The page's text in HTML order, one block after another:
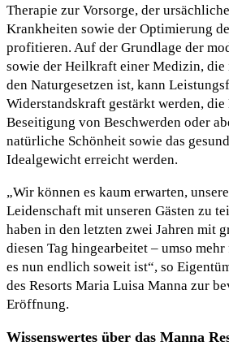
Therapie zur Vorsorge, der
Krankheiten sowie der Optimierung
profitieren. Auf der Grundlage der
sowie der Heilkraft einer Medizin,
den Naturgesetzen ist, kann
Widerstandskraft gestärkt werden,
Beseitigung von Beschwerden oder
natürliche Schönheit sowie das
Idealgewicht erreicht werden.
„Wir können es kaum erwarten,
Leidenschaft mit unseren Gästen zu
haben in den letzten zwei Jahren mit
diesen Tag hingearbeitet – umso
es nun endlich soweit ist“, so
des Resorts Maria Luisa Manna zur
Eröffnung.
Wissenswertes über das Manna